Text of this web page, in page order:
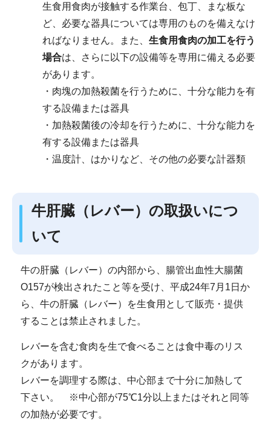
生食用食肉が接触する作業台、包丁、まな板な
ど、必要な器具については専用のものを備えなけ
ればなりません。また、 生食用食肉の加工を行う
場合は、さらに以下の設備等を専用に備える必要
があります。
・肉塊の加熱殺菌を行うために、十分な能力を有
する設備または器具
・加熱殺菌後の冷却を行うために、十分な能力を
有する設備または器具
・温度計、はかりなど、その他の必要な計器類
牛肝臓（レバー）の取扱いにつ
いて
牛の肝臓（レバー）の内部から、腸管出血性大腸菌
O157が検出されたこと等を受け、平成24年7月1日か
ら、牛の肝臓（レバー）を生食用として販売・提供
することは禁止されました。
レバーを含む食肉を生で食べることは食中毒のリス
クがあります。
レバーを調理する際は、中心部まで十分に加熱して
下さい。 ※中心部が75℃1分以上またはそれと同等
の加熱が必要です。